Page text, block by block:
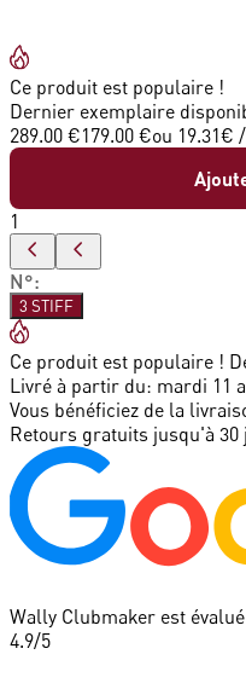
Ce produit est populaire !
Dernier exemplaire
289.00 €179.00 €ou 19.31€
1
N°:
3 STIFF
Ce produit est populaire !
Livré à partir du: mardi 11
Vous bénéficiez de la
Retours gratuits jusqu'à 30
Wally Clubmaker est évalué
4.9/5